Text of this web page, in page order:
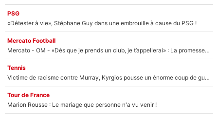
PSG
«Détester à vie», Stéphane Guy dans une embrouille à cause du PSG !
Mercato Football
Mercato - OM - «Dès que je prends un club, je t’appellerai» : La promesse de Marcelino au moment de claquer la porte
Tennis
Victime de racisme contre Murray, Kyrgios pousse un énorme coup de gueule !
Tour de France
Marion Rousse : Le mariage que personne n'a vu venir !